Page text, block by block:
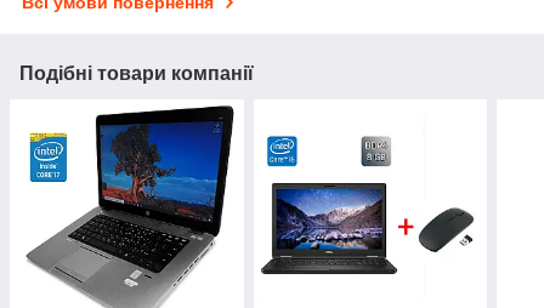
Подібні товари компанії